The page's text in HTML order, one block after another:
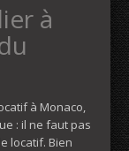
à
à Monaco,
: il ne faut pas
locatif. Bien